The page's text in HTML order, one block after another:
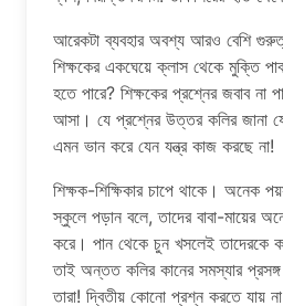
আরেকটা ব্যবহার অবশ্য আরও বেশি
শিক্ষকের একঘেয়ে ক্লাস থেকে মুক্তি
হতে পারে? শিক্ষকের প্রশ্নের জবাব না
আসা। যে প্রশ্নের উত্তর কলির জানা
এমন ভান করে যেন যন্ত্র কাজ করছে না!
শিক্ষক-শিক্ষিকার চাপে থাকে। অনেক
স্কুলে পড়ান বলে, তাদের বাবা-মায়ের
করে। পান থেকে চুন খসলেই তাদেরকে
তাই অন্তত কলির কানের সমস্যার
তারা! দ্বিতীয় কোনো প্রশ্ন করতে যায়